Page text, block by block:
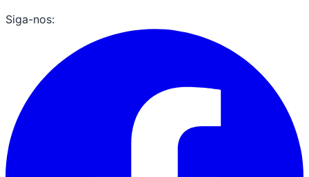
Siga-nos: